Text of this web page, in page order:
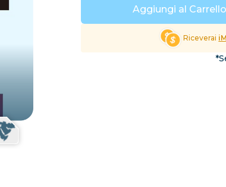
Esplora tutte le
Aggiungi al Carrello
Riceverai